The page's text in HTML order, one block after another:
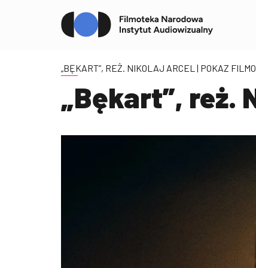
„BĘKART”, REŻ. NIKOLAJ ARCEL | POKAZ
„Bękart”, reż.